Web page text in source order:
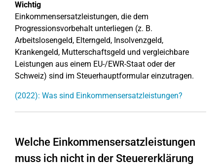
Wichtig
Einkommensersatzleistungen, die dem
Progressionsvorbehalt unterliegen (z. B.
Arbeitslosengeld, Elterngeld, Insolvenzgeld,
Krankengeld, Mutterschaftsgeld und vergleichbare
Leistungen aus einem EU-/EWR-Staat oder der
Schweiz) sind im Steuerhauptformular einzutragen.
(2022): Was sind Einkommensersatzleistungen?
Welche Einkommensersatzleistungen
muss ich nicht in der Steuererklärung